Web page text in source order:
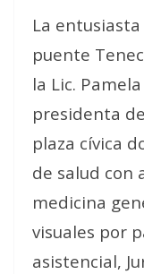
La
puente
la Lic.
presidenta
plaza cívica
de salud con
medicina
visuales por
asistencial,